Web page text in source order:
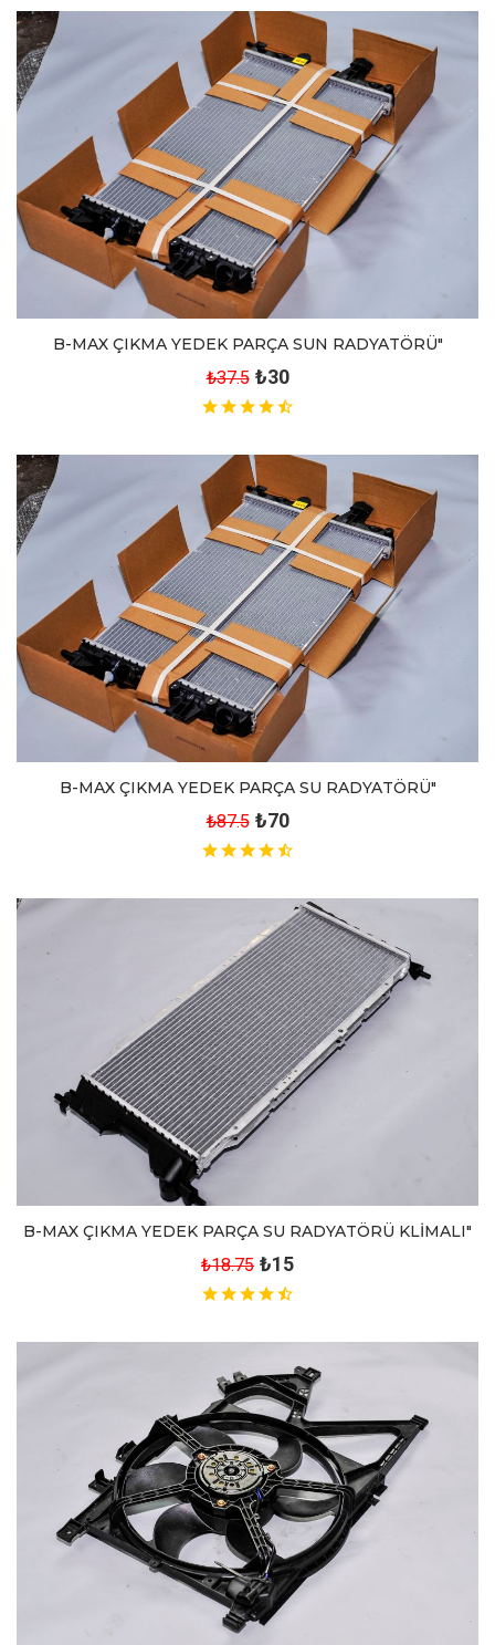
B-MAX ÇIKMA YEDEK PARÇA SUN RADYATÖRÜ"
₺37.5 ₺30
B-MAX ÇIKMA YEDEK PARÇA SU RADYATÖRÜ"
₺87.5 ₺70
B-MAX ÇIKMA YEDEK PARÇA SU RADYATÖRÜ KLİMALI"
₺18.75 ₺15